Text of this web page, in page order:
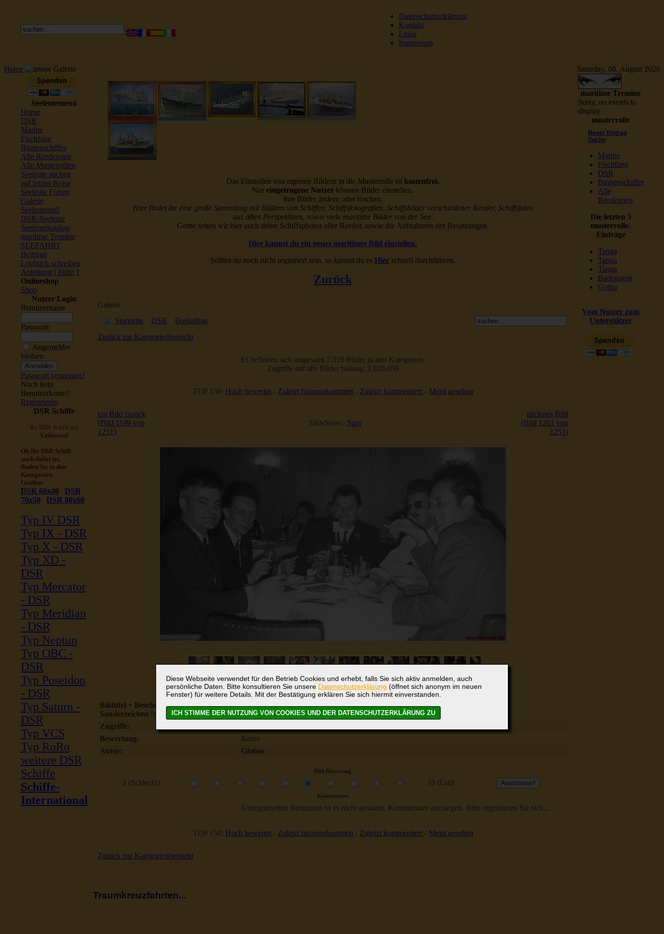
Diese Webseite verwendet für den Betrieb Cookies und erhebt, falls Sie sich aktiv anmelden, auch
persönliche Daten. Bitte konsultieren Sie unsere Datenschutzerklärung (öffnet sich anonym im neuen
Fenster) für weitere Details. Mit der Bestätigung erklären Sie sich hiermit einverstanden.
Datenschutzerklärung
Kontakt
Links
Impressum
Home Galerie Saturday, 08. August 2026
Seeleutemenü
Home
DSR
Marine
Fischfang
Binnenschiffer
Alle Reedereien
Alle Musterrollen
Seeleute suchen
auf letzter Reise
Seeleute Forum
Galerie
Seeleutetreff
DSR-Seeleute
Seeleutekatalog
maritime Termine
SEEFAHRT
Beiträge
Logbuch schreiben
Anleitung [ Hilfe ]
Onlineshop
Shop
Nutzer Login
Benutzername
Passwort
Angemeldet
bleiben
Passwort vergessen?
Noch kein
Benutzerkonto?
Registrieren
DSR Schiffe
Ihr DSR Schiff auf
Leinwand
Ob Ihr DSR Schiff
auch dabei ist,
finden Sie in den
Kategorien.
Größen:
DSR 60x40
DSR
70x50
DSR 80x60
Typ IV DSR
Typ IX - DSR
Typ X - DSR
Typ XD -
DSR
Typ Mercator
- DSR
Typ Meridian
- DSR
Typ Neptun
Typ OBC -
DSR
Typ Poseidon
- DSR
Typ Saturn -
DSR
Typ VCS
Typ RoRo
weitere DSR
Schiffe
Schiffe-
International
Das Einstellen von eigenen Bildern in die Musterrolle ist kostenfrei.
Nur eingetragene Nutzer können Bilder einstellen,
ihre Bilder ändern oder löschen.
Hier findet ihr eine große Sammlung mit Bildern von Schiffen, Schiffsfotografien, Schiffsbilder verschiedener Reeder, Schiffsfotos
aus allen Perspektiven, sowie viele maritime Bilder von der See.
Gerne sehen wir hier auch deine Schiffsphotos aller Reeder, sowie die Aufnahmen der Besatzungen.
Hier kannst du ein neues maritimes Bild einstellen.
Solltes du noch nicht registriert sein, so kannst du es Hier schnell durchführen.
Zurück
Galerie
Startseite» DSR » Bordalltag
Zurück zur Kategorieübersicht
Es befinden sich insgesamt 7.010 Bilder in den Kategorien.
Zugriffe auf alle Bilder bislang: 3.810.056
TOP 150: Hoch bewertet - Zuletzt hinzugekommen - Zuletzt kommentiert - Meist gesehen
ein Bild zurück
(Bild 1199 von
1251)
SlideShow: Start
nächstes Bild
(Bild 1201 von
1251)
Völkerfreundschaft
Bildtitel + Beschreibung ohne
Sonderzeichen !:
Zugriffe:
Bewertung:
Keine
Autor:
Globus
Bild-Bewertung
1 (Schlecht) 10 (Gut)
Kommentare
Unregistrierten Benutzern ist es nicht gestattet, Kommentare anzulegen. Bitte registrieren Sie sich...
TOP 150: Hoch bewertet - Zuletzt hinzugekommen - Zuletzt kommentiert - Meist gesehen
Zurück zur Kategorieübersicht
Traumkreuzfahrten...
maritime Termine
Sorry, no events to
display
musterrolle
Neuer Eintrag
Suche
Marine
Fischfang
DSR
Binnenschiffer
Alle
Reedereien
Die letzten 5
musterrolle-
Einträge
Tanga
Tanga
Tanga
Badenstein
Gotha
Vom Nutzer zum
Unterstützer